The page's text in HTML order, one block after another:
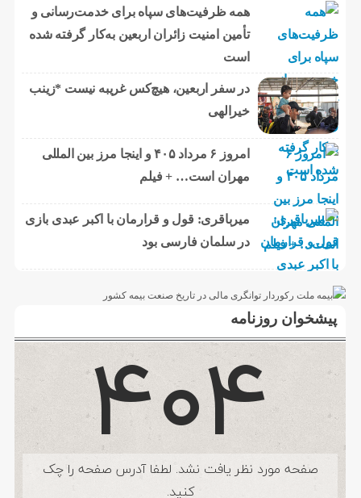
همه ظرفیت‌های سپاه برای خدمت‌رسانی و
تأمین امنیت زائران اربعین به‌کار گرفته شده
است
در سفر اربعین، هیچ‌کس غریبه نیست *زینب
خیرالهی
امروز ۶ مرداد ۴۰۵ و اینجا مرز بین المللی
مهران است… + فیلم
میرباقری: قول و قرارمان با اکبر عبدی بازی
در سلمان فارسی بود
پیشخوان روزنامه